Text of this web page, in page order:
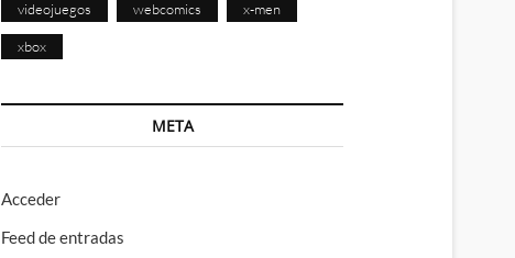
videojuegos webcomics x-men
xbox
META
Acceder
Feed de entradas